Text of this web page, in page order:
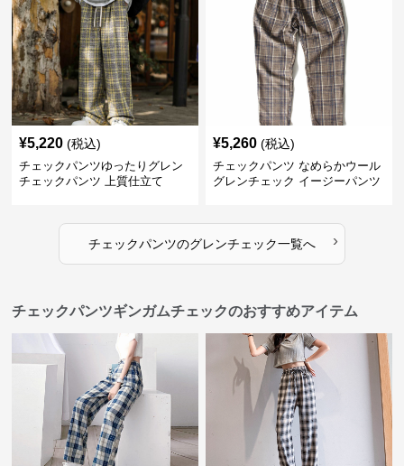
¥5,220 (税込)
チェックパンツゆったりグレン
チェックパンツ 上質仕立て
¥5,260 (税込)
チェックパンツ なめらかウール
グレンチェック イージーパンツ
チェックパンツのグレンチェック一覧へ ›
チェックパンツギンガムチェックのおすすめアイテム